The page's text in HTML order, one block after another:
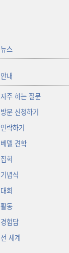
뉴스
안내
자주 하는 질문
방문 신청하기
연락하기
베델 견학
집회
기념식
대회
활동
경험담
전 세계